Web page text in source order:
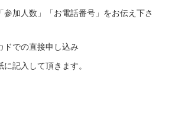
加人数」「お電話番号」をお伝え下さ
ドでの直接申し込み
記入して頂きます。